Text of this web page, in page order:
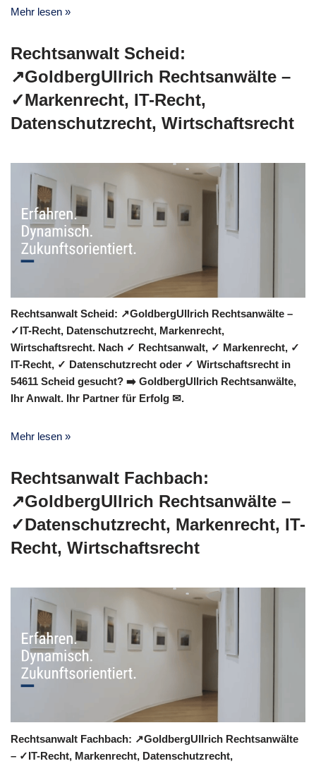
Mehr lesen »
Rechtsanwalt Scheid:
↗️GoldbergUllrich Rechtsanwälte –
✓Markenrecht, IT-Recht,
Datenschutzrecht, Wirtschaftsrecht
Rechtsanwalt Scheid: ↗️GoldbergUllrich Rechtsanwälte –
✓IT-Recht, Datenschutzrecht, Markenrecht,
Wirtschaftsrecht. Nach ✓ Rechtsanwalt, ✓ Markenrecht, ✓
IT-Recht, ✓ Datenschutzrecht oder ✓ Wirtschaftsrecht in
54611 Scheid gesucht? ➡️ GoldbergUllrich Rechtsanwälte,
Ihr Anwalt. Ihr Partner für Erfolg ✉.
Mehr lesen »
Rechtsanwalt Fachbach:
↗️GoldbergUllrich Rechtsanwälte –
✓Datenschutzrecht, Markenrecht, IT-
Recht, Wirtschaftsrecht
Rechtsanwalt Fachbach: ↗️GoldbergUllrich Rechtsanwälte
– ✓IT-Recht, Markenrecht, Datenschutzrecht,